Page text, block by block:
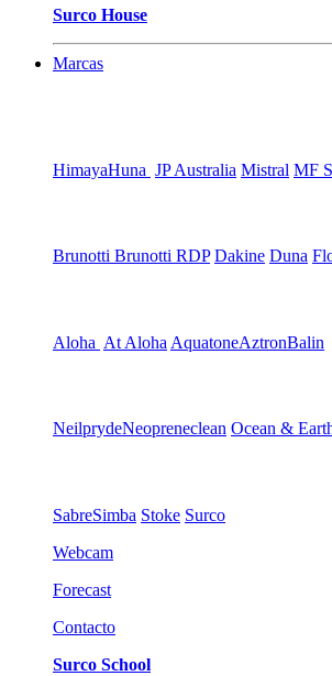
Surco House
Marcas
HimayaHuna JP Australia Mistral MF
Brunotti Brunotti RDP Dakine Duna
Aloha At Aloha AquatoneAztronBalin
NeilprydeNeopreneclean Ocean &
SabreSimba Stoke Surco
Webcam
Forecast
Contacto
Surco School